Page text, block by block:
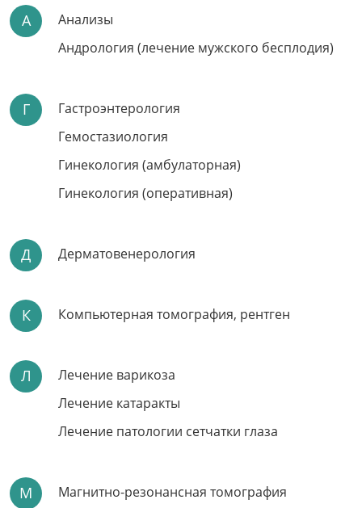
ОПЕРАЦИЯ ПРИ
ВАЛЬГУСНОЙ
ДЕФОРМАЦИИ
СТОПЫ
Запись по телефону:8(8452)66-03-03
А
Анализы
Андрология (лечение мужского бесплодия)
Г
Гастроэнтерология
Гемостазиология
Гинекология (амбулаторная)
Гинекология (оперативная)
Д Дерматовенерология
К Компьютерная томография, рентген
Л
Лечение варикоза
Лечение катаракты
Лечение патологии сетчатки глаза
М
Магнитно-резонансная томография